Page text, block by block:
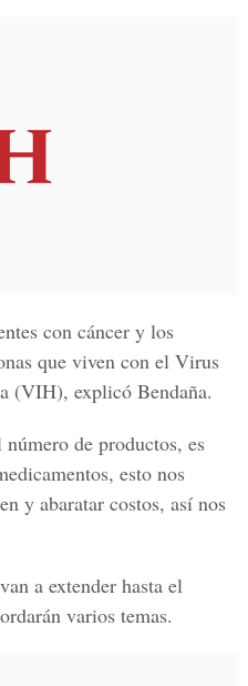
con cáncer y los
que viven con el Virus
(VIH), explicó Bendaña.
de productos, es
esto nos
y abaratar costos, así nos
a extender hasta el
varios temas.